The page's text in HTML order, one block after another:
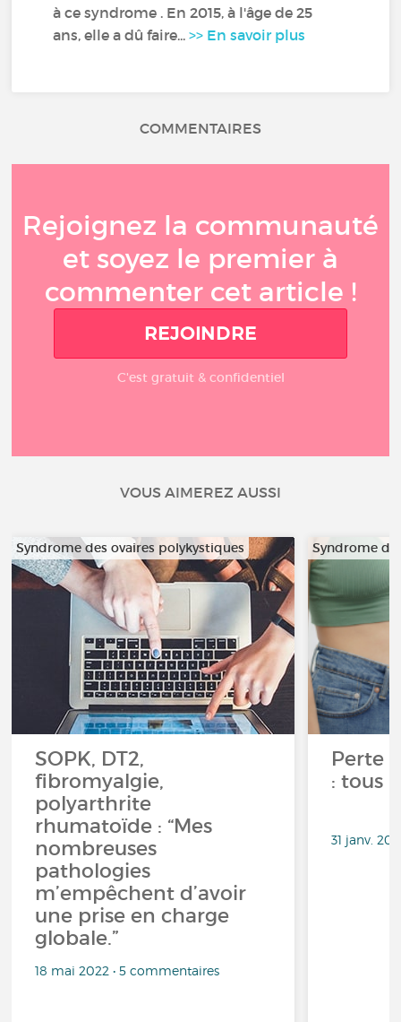
à ce syndrome . En 2015, à l'âge de 25
ans, elle a dû faire...>> En savoir plus
COMMENTAIRES
Rejoignez la communauté
et soyez le premier à
commenter cet article !
REJOINDRE
C'est gratuit & confidentiel
VOUS AIMEREZ AUSSI
Syndrome des ovaires polykystiques
SOPK, DT2,
fibromyalgie,
polyarthrite
rhumatoïde : “Mes
nombreuses
pathologies
m’empêchent d’avoir
une prise en charge
globale.”
18 mai 2022 • 5 commentaires
Syndrome
Perte
: tous
31 janv.